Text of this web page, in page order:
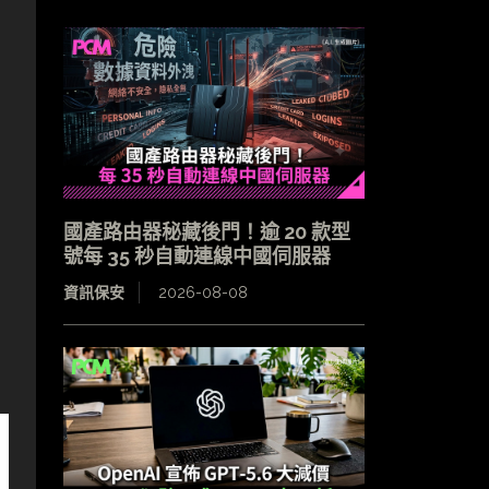
國產路由器秘藏後門！逾 20 款型
號每 35 秒自動連線中國伺服器
資訊保安 2026-08-08